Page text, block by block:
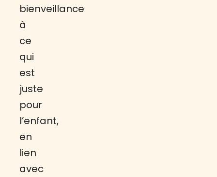
bienveillance
à
ce
qui
est
juste
pour
l’enfant,
en
lien
avec